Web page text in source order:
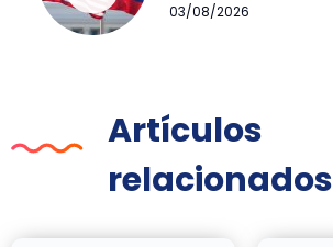
03/08/2026
Artículos
relacionados